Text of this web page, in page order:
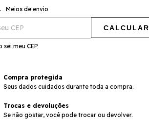
para o CEP:
Meios de envio
CALCULAR
sei meu CEP
Compra protegida
Seus dados cuidados durante toda a compra.
Trocas e devoluções
Se não gostar, você pode trocar ou devolver.